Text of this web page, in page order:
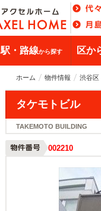
駅・路線から探す 区か
ホーム 物件情報 渋谷区
タケモトビル
TAKEMOTO BUILDING
002210